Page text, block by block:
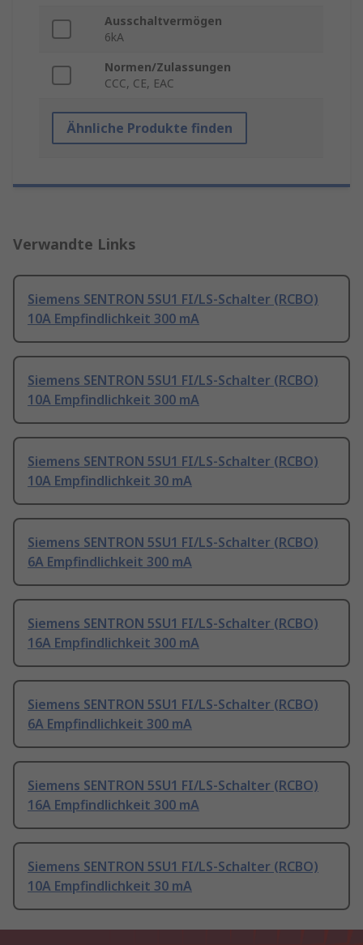
Ausschaltvermögen
6kA
Normen/Zulassungen
CCC, CE, EAC
Ähnliche Produkte finden
Verwandte Links
Siemens SENTRON 5SU1 FI/LS-Schalter (RCBO)
10A Empfindlichkeit 300 mA
Siemens SENTRON 5SU1 FI/LS-Schalter (RCBO)
10A Empfindlichkeit 300 mA
Siemens SENTRON 5SU1 FI/LS-Schalter (RCBO)
10A Empfindlichkeit 30 mA
Siemens SENTRON 5SU1 FI/LS-Schalter (RCBO)
6A Empfindlichkeit 300 mA
Siemens SENTRON 5SU1 FI/LS-Schalter (RCBO)
16A Empfindlichkeit 300 mA
Siemens SENTRON 5SU1 FI/LS-Schalter (RCBO)
6A Empfindlichkeit 300 mA
Siemens SENTRON 5SU1 FI/LS-Schalter (RCBO)
16A Empfindlichkeit 300 mA
Siemens SENTRON 5SU1 FI/LS-Schalter (RCBO)
10A Empfindlichkeit 30 mA